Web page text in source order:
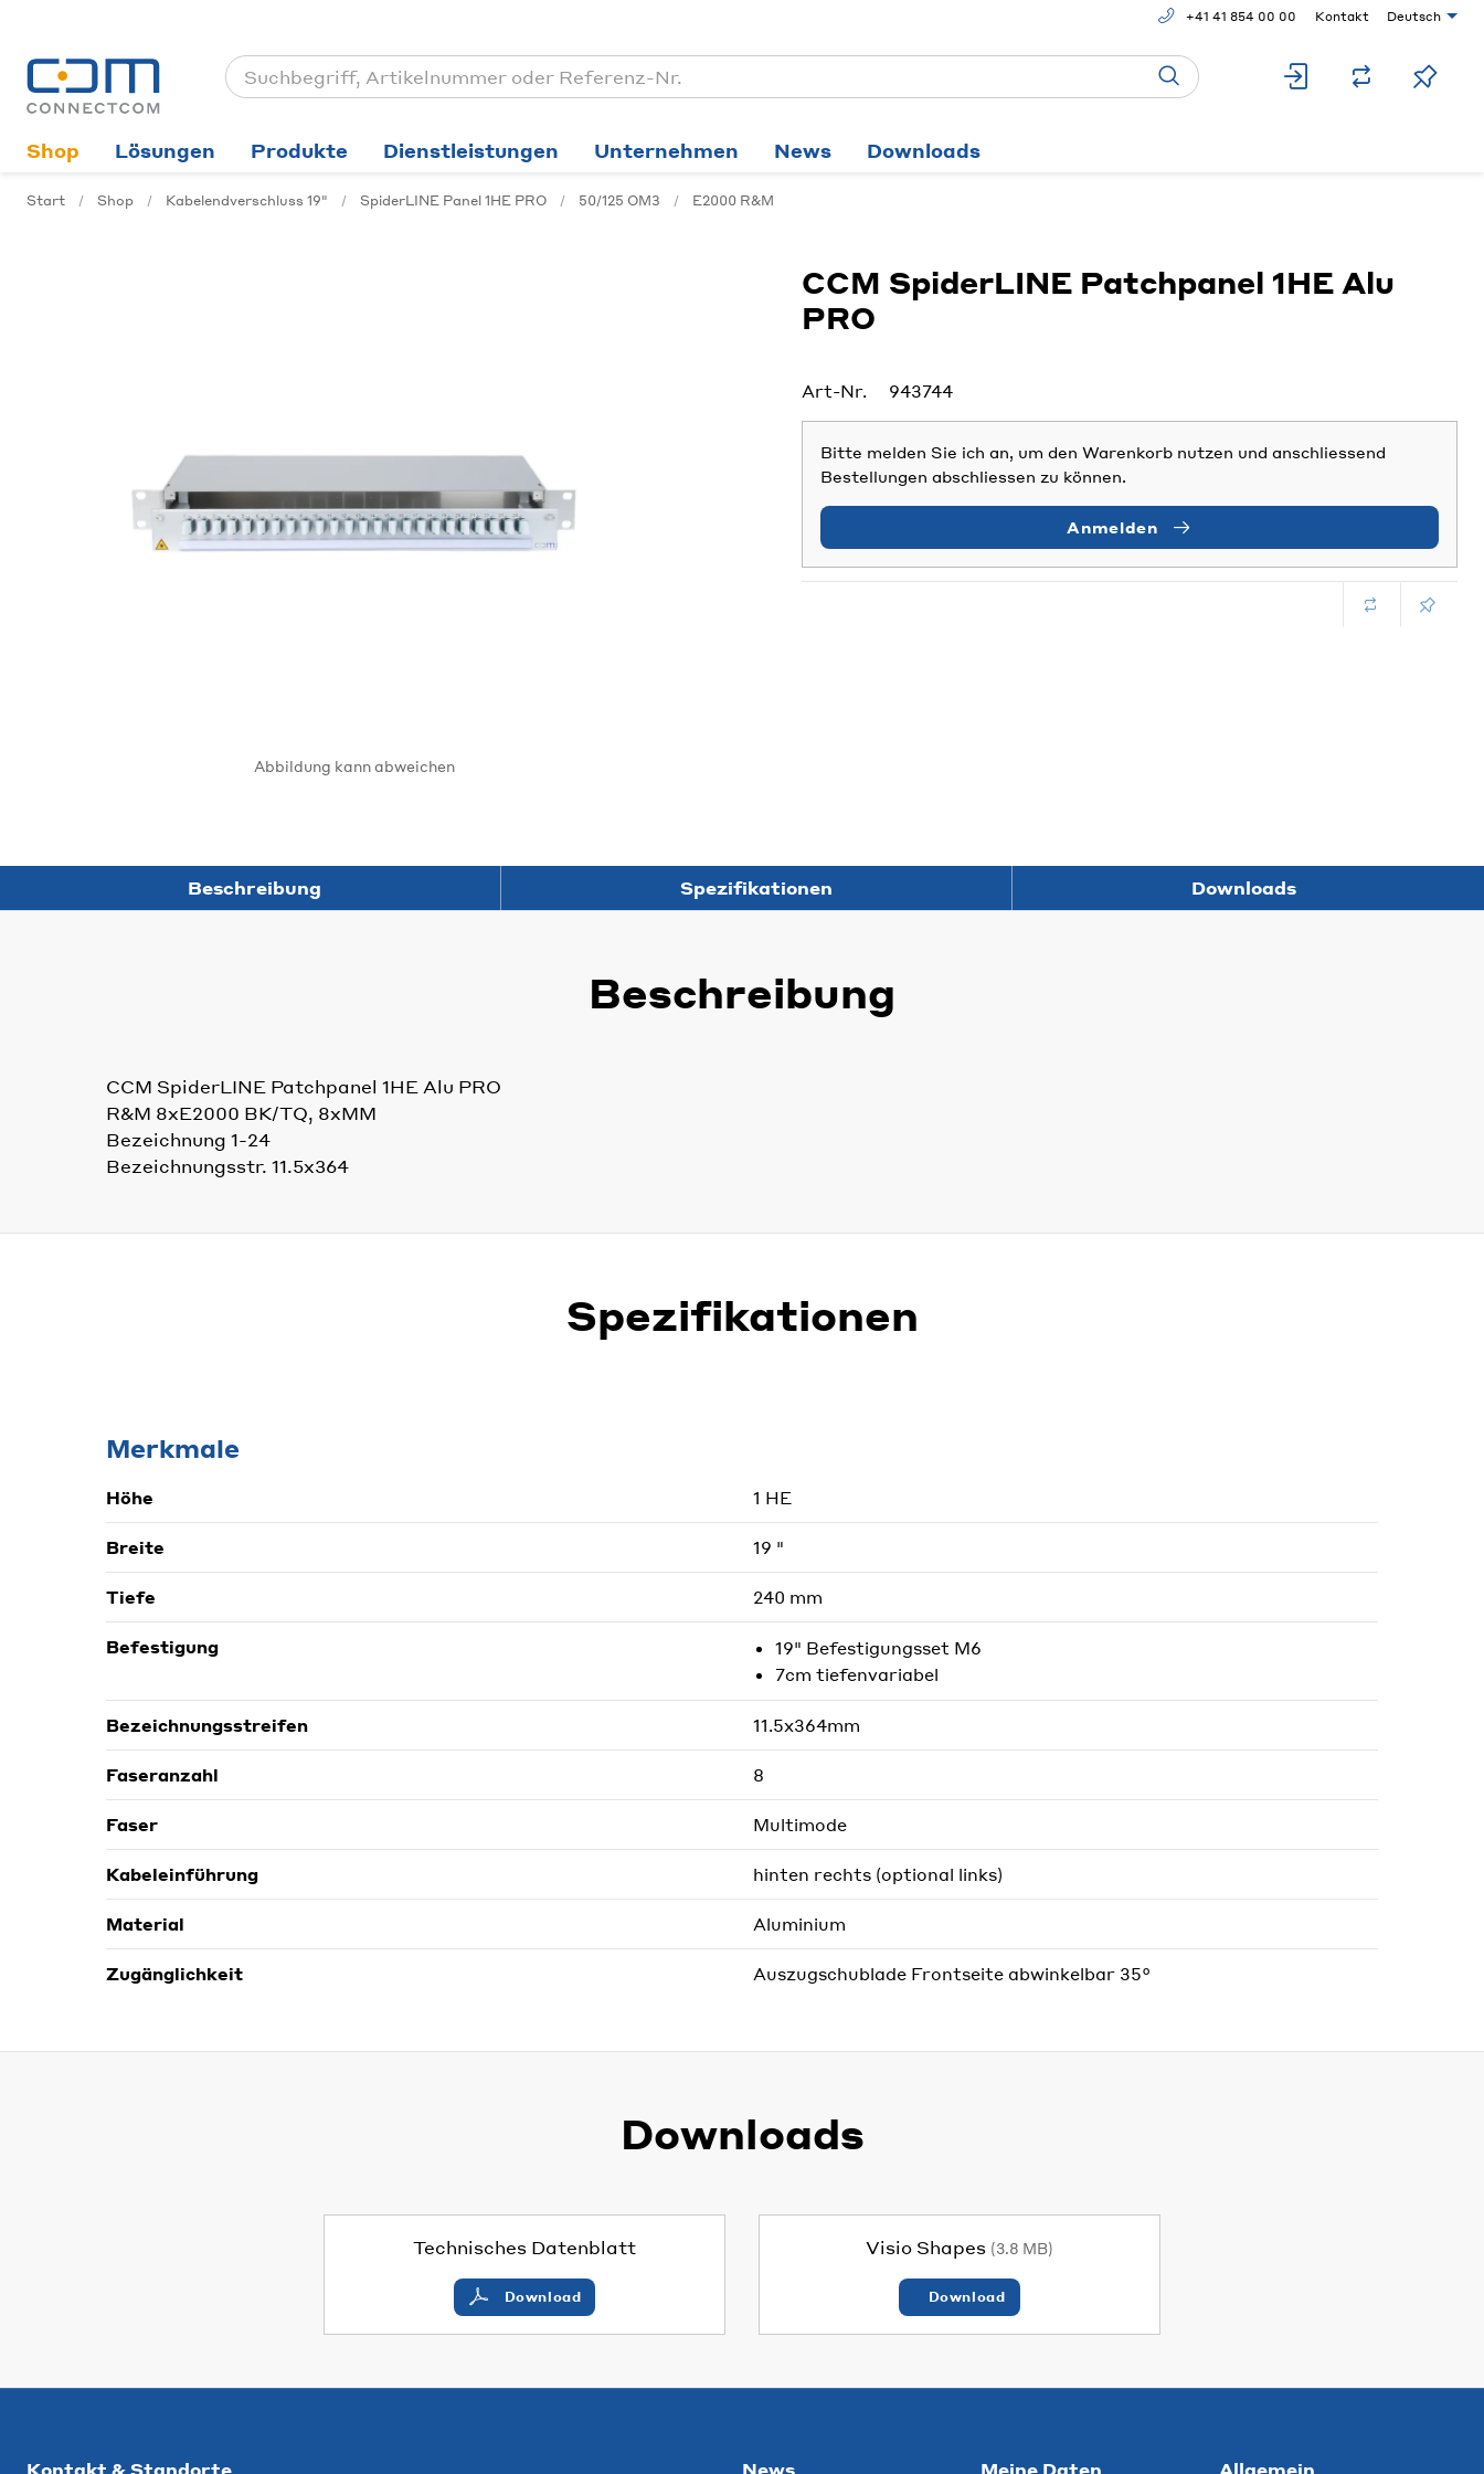
+41 41 854 00 00 Kontakt Deutsch
Shop Lösungen Produkte Dienstleistungen Unternehmen News Downloads
Start Shop Kabelendverschluss 19" SpiderLINE Panel 1HE PRO 50/125 OM3 E2000 R&M
Abbildung kann abweichen
CCM SpiderLINE Patchpanel 1HE Alu
PRO
Bitte melden Sie ich an, um den Warenkorb nutzen und anschliessend
Bestellungen abschliessen zu können.
Anmelden
Art-Nr. 943744
Beschreibung Spezifikationen Downloads
Beschreibung
CCM SpiderLINE Patchpanel 1HE Alu PRO
R&M 8xE2000 BK/TQ, 8xMM
Bezeichnung 1-24
Bezeichnungsstr. 11.5x364
Spezifikationen
Merkmale
Höhe 1 HE
Breite 19 "
Tiefe 240 mm
Befestigung
19" Befestigungsset M6
7cm tiefenvariabel
Bezeichnungsstreifen 11.5x364mm
Faseranzahl 8
Faser Multimode
Kabeleinführung hinten rechts (optional links)
Material Aluminium
Zugänglichkeit Auszugschublade Frontseite abwinkelbar 35°
Downloads
Technisches Datenblatt
Download
Visio Shapes (3.8 MB)
Download
Kontakt & Standorte News Meine Daten Allgemein